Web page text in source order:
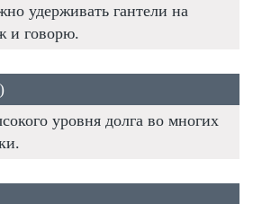
удерживать гантели на
и говорю.
уровня долга во многих